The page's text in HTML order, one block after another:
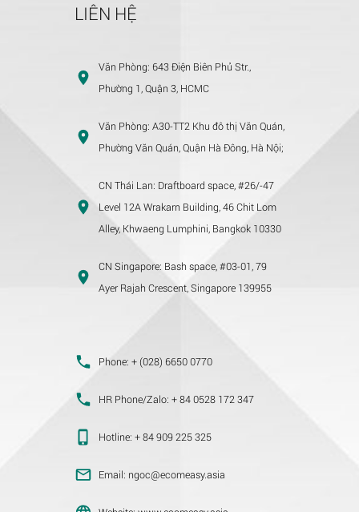
LIÊN HỆ
Văn Phòng: 643 Điện Biên Phủ Str.,
Phường 1, Quận 3, HCMC
Văn Phòng: A30-TT2 Khu đô thị Văn Quán,
Phường Văn Quán, Quận Hà Đông, Hà Nội;
CN Thái Lan: Draftboard space, #26/-47
Level 12A Wrakarn Building, 46 Chit Lom
Alley, Khwaeng Lumphini, Bangkok 10330
CN Singapore: Bash space, #03-01, 79
Ayer Rajah Crescent, Singapore 139955
Phone: + (028) 6650 0770
HR Phone/Zalo: + 84 0528 172 347
Hotline: + 84 909 225 325
Email: ngoc@ecomeasy.asia